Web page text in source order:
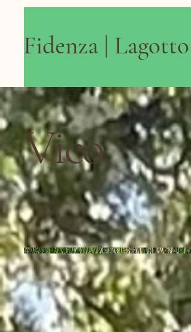
Fidenza |
Vico